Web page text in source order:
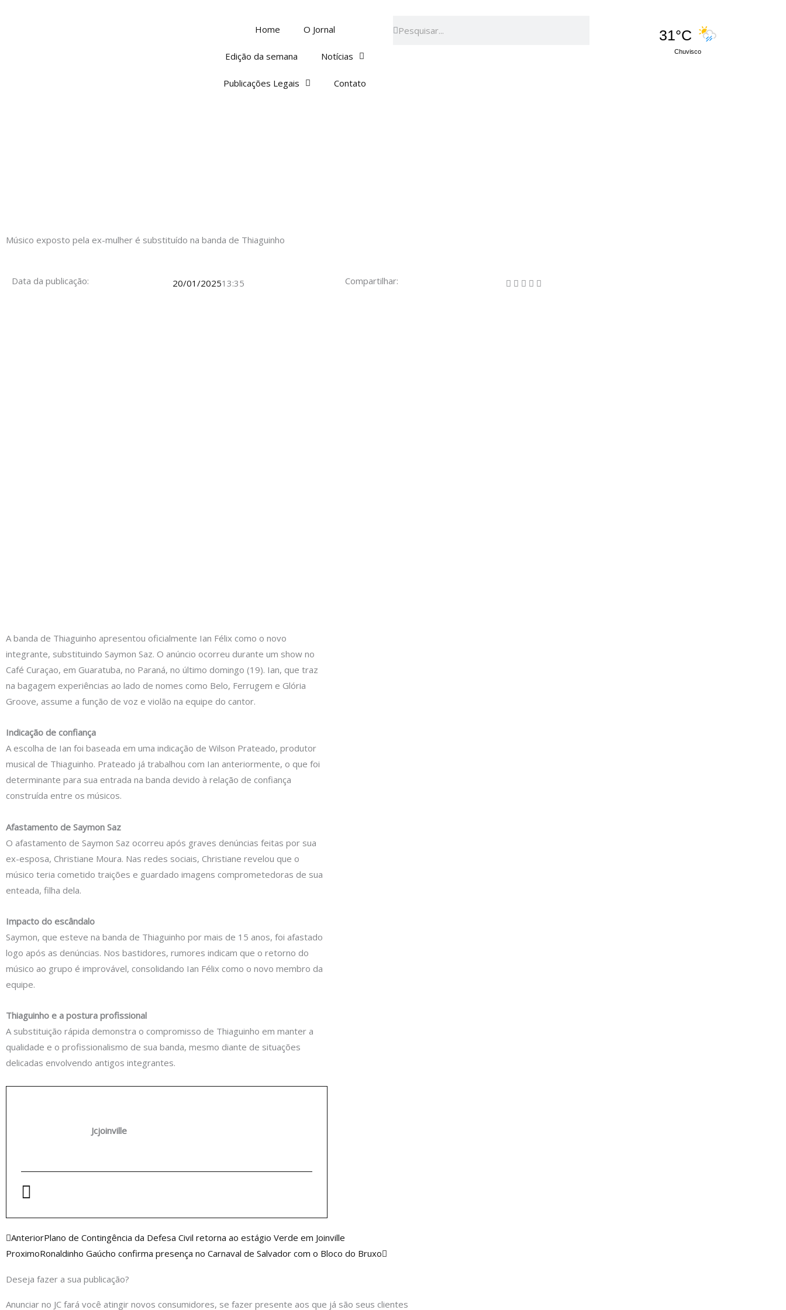
Home O Jornal
Edição da semana Notícias
Publicações Legais Contato
31°C
Chuvisco
Músico exposto pela ex-mulher é substituído na banda de Thiaguinho
Data da publicação: 20/01/202513:35
A banda de Thiaguinho apresentou oficialmente Ian Félix como o novo
integrante, substituindo Saymon Saz. O anúncio ocorreu durante um show no
Café Curaçao, em Guaratuba, no Paraná, no último domingo (19). Ian, que traz
na bagagem experiências ao lado de nomes como Belo, Ferrugem e Glória
Groove, assume a função de voz e violão na equipe do cantor.
Indicação de confiança
A escolha de Ian foi baseada em uma indicação de Wilson Prateado, produtor
musical de Thiaguinho. Prateado já trabalhou com Ian anteriormente, o que foi
determinante para sua entrada na banda devido à relação de confiança
construída entre os músicos.
Afastamento de Saymon Saz
O afastamento de Saymon Saz ocorreu após graves denúncias feitas por sua
ex-esposa, Christiane Moura. Nas redes sociais, Christiane revelou que o
músico teria cometido traições e guardado imagens comprometedoras de sua
enteada, filha dela.
Impacto do escândalo
Saymon, que esteve na banda de Thiaguinho por mais de 15 anos, foi afastado
logo após as denúncias. Nos bastidores, rumores indicam que o retorno do
músico ao grupo é improvável, consolidando Ian Félix como o novo membro da
equipe.
Thiaguinho e a postura profissional
A substituição rápida demonstra o compromisso de Thiaguinho em manter a
qualidade e o profissionalismo de sua banda, mesmo diante de situações
delicadas envolvendo antigos integrantes.
Jcjoinville
Compartilhar:
Anterior
AnteriorPlano de Contingência da Defesa Civil retorna ao estágio Verde em Joinville
ProximoRonaldinho Gaúcho confirma presença no Carnaval de Salvador com o Bloco do Bruxo
Deseja fazer a sua publicação?
Anunciar no JC fará você atingir novos consumidores, se fazer presente aos que já são seus clientes